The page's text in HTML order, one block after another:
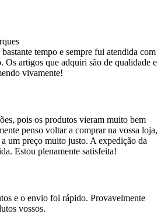
tempo e sempre fui atendida com
Os artigos que adquiri são de qualidade e
vivamente!
pois os produtos vieram muito bem
penso voltar a comprar na vossa loja,
um preço muito justo. A expedição da
Estou plenamente satisfeita!
e o envio foi rápido. Provavelmente
vossos.